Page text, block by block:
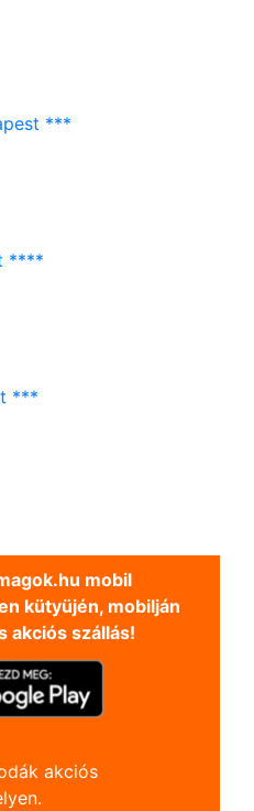
***
****
***
mobil
kütyüjén, mobilján
akciós szállás!
akciós